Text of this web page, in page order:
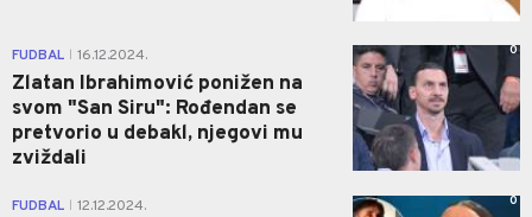
FUDBAL 16.12.2024.
Zlatan Ibrahimović ponižen na
svom "San Siru": Rođendan se
pretvorio u debakl, njegovi mu
zviždali
0
FUDBAL 12.12.2024. 0